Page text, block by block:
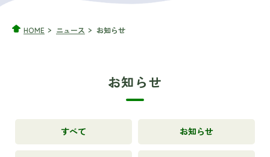
HOME ニュース お知らせ
お知らせ
すべて お知らせ